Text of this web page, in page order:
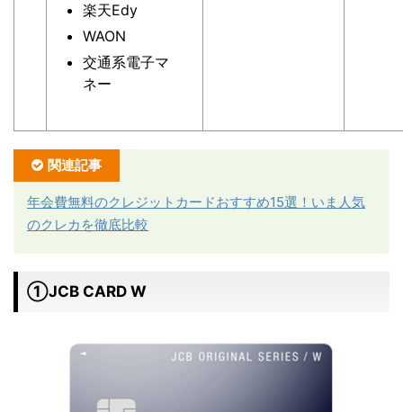
楽天Edy
WAON
交通系電子マ
ネー
関連記事
年会費無料のクレジットカードおすすめ15選！いま人気
のクレカを徹底比較
①JCB CARD W